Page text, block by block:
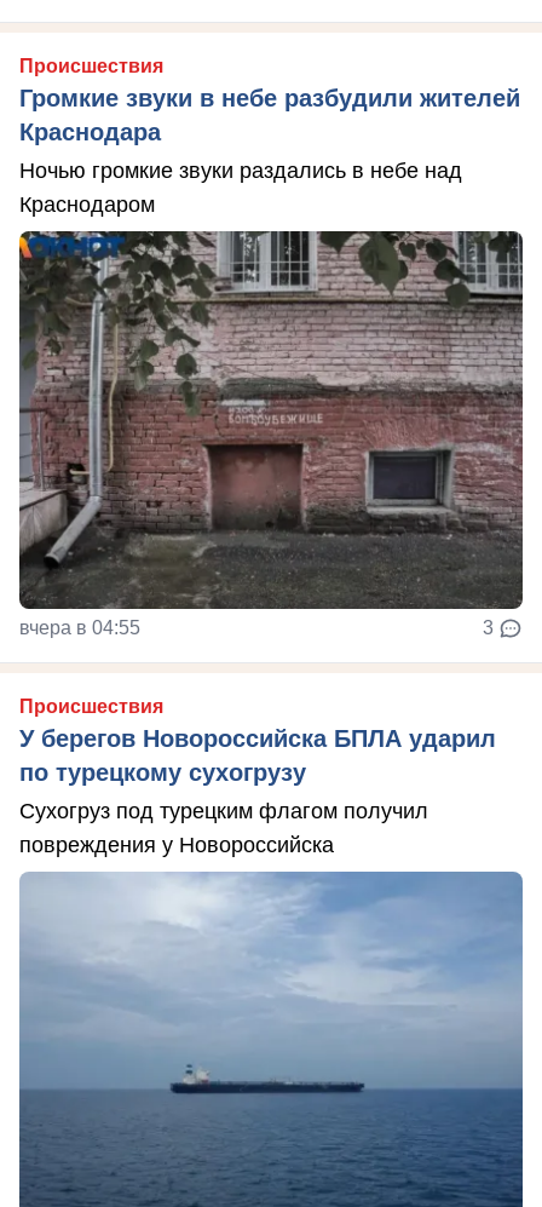
Происшествия
Громкие звуки в небе разбудили жителей
Краснодара
Ночью громкие звуки раздались в небе над
Краснодаром
вчера в 04:55 3
Происшествия
У берегов Новороссийска БПЛА ударил
по турецкому сухогрузу
Сухогруз под турецким флагом получил
повреждения у Новороссийска